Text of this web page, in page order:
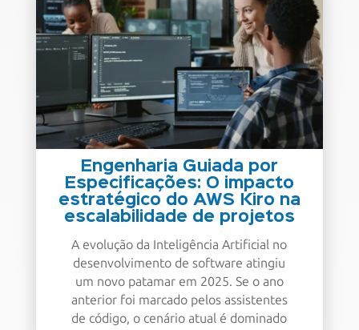
Engenharia Guiada por
Especificações: O impacto
estratégico do AWS Kiro na
escalabilidade de projetos
A evolução da Inteligência Artificial no
desenvolvimento de software atingiu
um novo patamar em 2025. Se o ano
anterior foi marcado pelos assistentes
de código, o cenário atual é dominado